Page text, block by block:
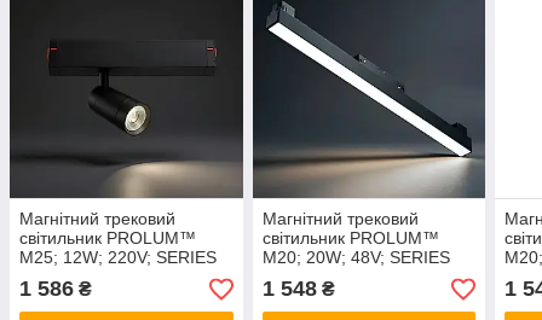
Магнітний трековий
світильник PROLUM™
M25; 12W; 220V; SERIES
"ST2-WF"; SMART 3000K -
6000K
1 586 ₴
Магнітний трековий
світильник PROLUM™
M20; 20W; 48V; SERIES
3000K - 6000K
1 548₴ 1